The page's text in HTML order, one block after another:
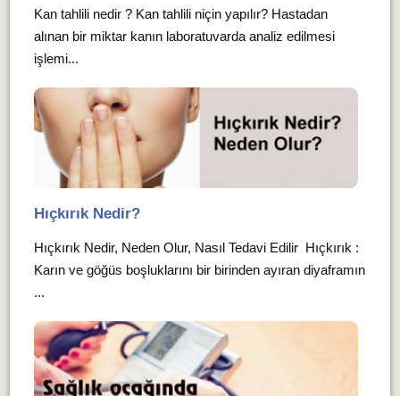
Kan tahlili nedir ? Kan tahlili niçin yapılır? Hastadan
alınan bir miktar kanın laboratuvarda analiz edilmesi
işlemi...
Hıçkırık Nedir?
Hıçkırık Nedir, Neden Olur, Nasıl Tedavi Edilir Hıçkırık :
Karın ve göğüs boşluklarını bir birinden ayıran diyaframın
...